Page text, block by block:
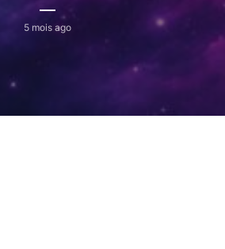
5 mois ago